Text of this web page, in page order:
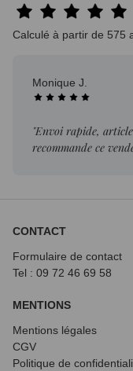
Calculé à partir de 575
Monique J.
"Envoi rapide,
recommande ce
CONTACT
Formulaire de contact
Tel : 09 72 46 69 58
MENTIONS
Mentions légales
CGV
Politique de